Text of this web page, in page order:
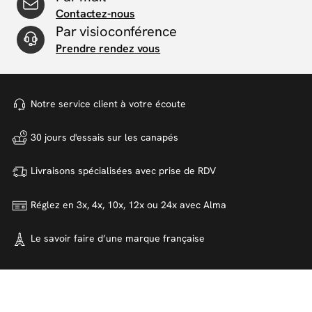
Contactez-nous
Par visioconférence
Prendre rendez vous
Notre service client à votre écoute
30 jours d'essais sur les canapés
Livraisons spécialisées avec prise de RDV
Réglez en 3x, 4x, 10x, 12x ou 24x avec Alma
Le savoir faire d’une marque française